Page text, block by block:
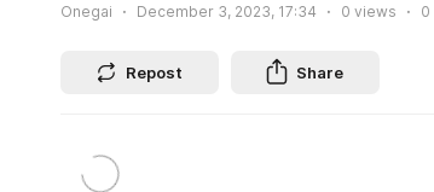
Onegai December 3, 2023, 17:34 0 views 0
Repost Share